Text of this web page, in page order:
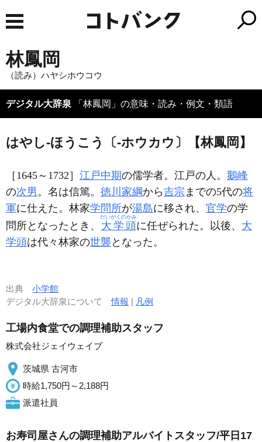
林鳳岡
（読み）ハヤシホウコウ
デジタル大辞泉 「林鳳岡」の意味・読み・例文・類語
はやし‐ほうこう〔‐ホウカウ〕【林鳳岡】
［1645～1732］ 江戸中期の儒学者。江戸の人。 鵝峰
の次男。名は信篤。 徳川家綱から吉宗 までの5代の将
軍に仕えた。林家学問所が湯島に移され、 官学の学
問所となったとき、 大学頭
だいがくのかみ
に任ぜられた。以後、 大
学頭は代々林家の世襲 となった。
出典 小学館
デジタル大辞泉について情報 | 凡例
工場内食堂での調理補助スタッフ
株式会社ジェイウェイブ
茨城県 古河市
時給1,750円～2,188円
派遣社員
お寿司屋さんの調理補助アルバイトスタッフ/平日17